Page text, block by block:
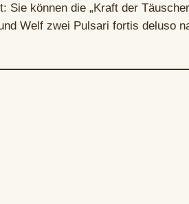
können die „Kraft der
Welf zwei Pulsari fortis deluso